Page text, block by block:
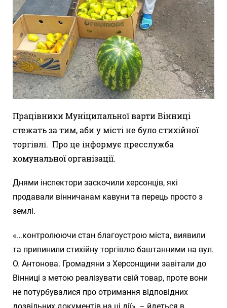
Працівники Муніципальної варти Вінниці
стежать за тим, аби у місті не було стихійної
торгівлі. Про це інформує пресслужба
комунальної організації.
Днями інспектори заскочили херсонців, які
продавали вінничанам кавуни та перець просто з
землі.
«…контролюючи стан благоустрою міста, виявили
та припинили стихійну торгівлю баштанними на вул.
О. Антонова. Громадяни з Херсонщини завітали до
Вінниці з метою реалізувати свій товар, проте вони
не потурбувалися про отримання відповідних
дозвільних документів на ці дії», – йдеться в